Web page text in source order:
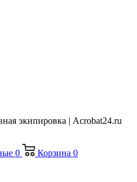
экипировка | Acrobat24.ru
0 Корзина 0